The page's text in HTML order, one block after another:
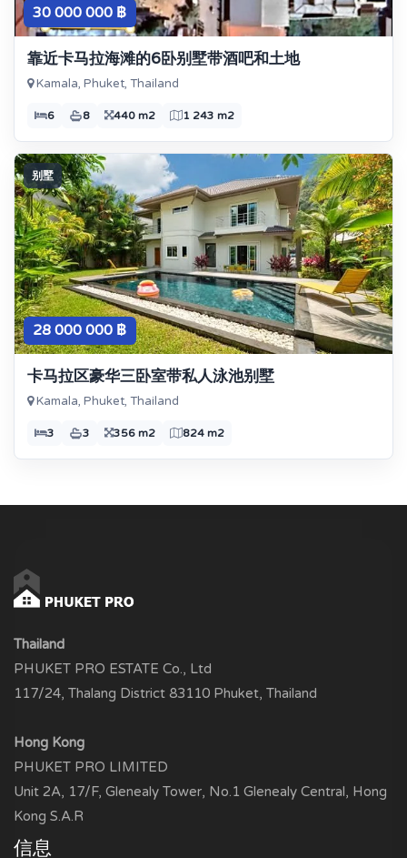
30 000 000 ฿
靠近卡马拉海滩的6卧别墅带酒吧和土地
Kamala, Phuket, Thailand
6 8 440 m2 1 243 m2
别墅
28 000 000 ฿
卡马拉区豪华三卧室带私人泳池别墅
Kamala, Phuket, Thailand
3 3 356 m2 824 m2
Thailand
PHUKET PRO ESTATE Co., Ltd
117/24, Thalang District 83110 Phuket, Thailand
Hong Kong
PHUKET PRO LIMITED
Unit 2A, 17/F, Glenealy Tower, No.1 Glenealy Central, Hong
Kong S.A.R
信息